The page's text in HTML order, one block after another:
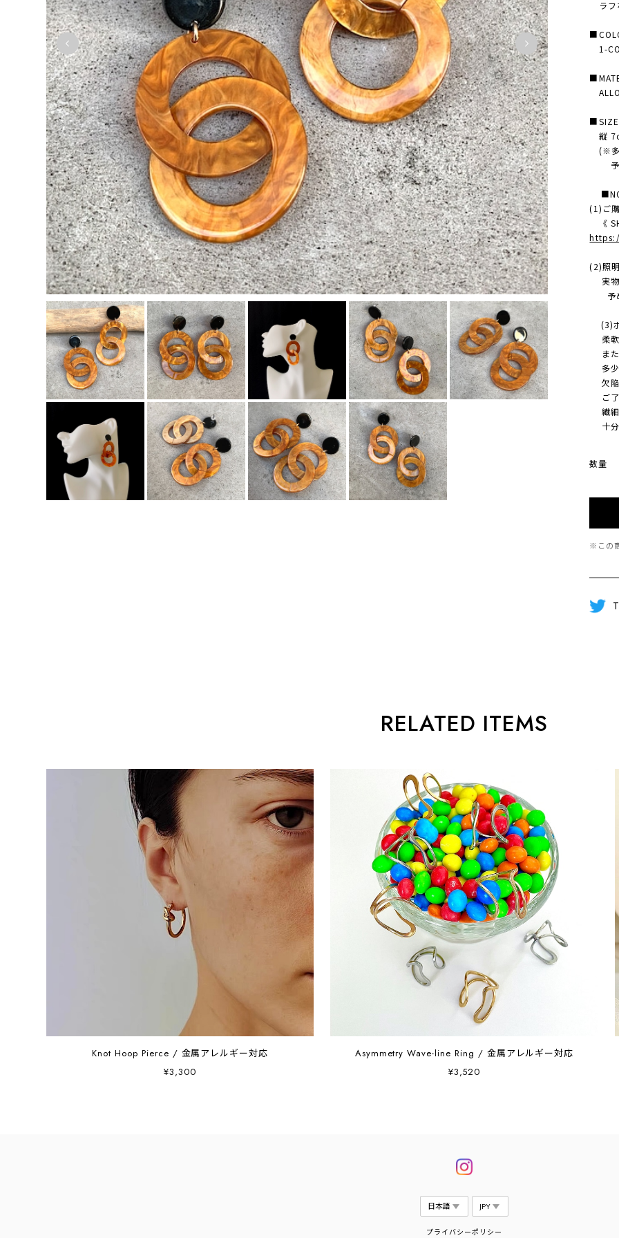
ラフ
1-
■SIZE
縦
(※多
予
(1)ご
《
(2)照
実物
予め
(3)
柔軟
また
多少
欠陥
ご了
繊細
十分
数量
※この
RELATED ITEMS
Knot Hoop Pierce / 金属アレルギー対応
¥3,300
Asymmetry Wave-line Ring / 金属アレルギー対応
¥3,520
プライバシーポリシー